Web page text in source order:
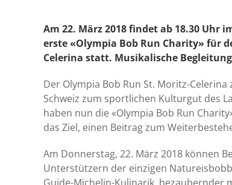
Am 22. März 2018 findet ab 18.30 Uhr
erste «Olympia Bob Run Charity» für
Celerina statt. Musikalische
Der Olympia Bob Run St. Moritz-
Schweiz zum sportlichen Kulturgut des
haben nun die «Olympia Bob Run
das Ziel, einen Beitrag zum
Am Donnerstag, 22. März 2018 können
Unterstützern der einzigen